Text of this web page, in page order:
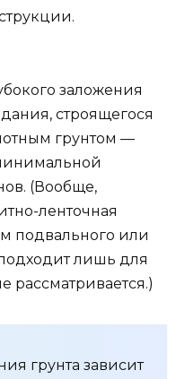
заложения
строящегося
грунтом —
(Вообще,
ленточная
подвального или
лишь для
рассматривается.)
грунта зависит